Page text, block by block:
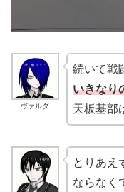
ヴァルダ
続いて戦
いきなり
天板基部
とりあえ
ならなく